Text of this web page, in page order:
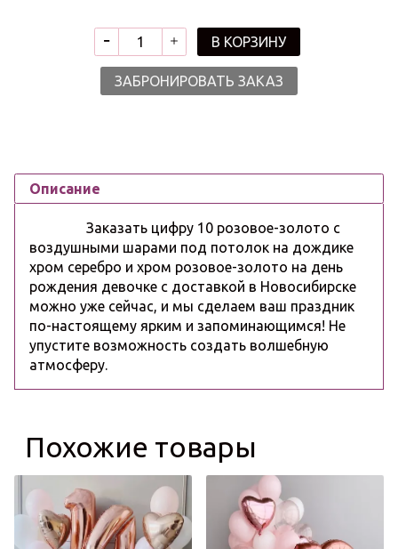
В КОРЗИНУ
ЗАБРОНИРОВАТЬ ЗАКАЗ
Описание
Заказать цифру 10 розовое-золото с
воздушными шарами под потолок на дождике
хром серебро и хром розовое-золото на день
рождения девочке с доставкой в Новосибирске
можно уже сейчас, и мы сделаем ваш праздник
по-настоящему ярким и запоминающимся! Не
упустите возможность создать волшебную
атмосферу.
Похожие товары